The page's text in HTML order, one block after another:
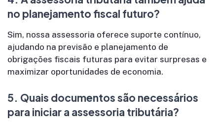
no planejamento fiscal futuro?
Sim, nossa assessoria oferece suporte contínuo,
ajudando na previsão e planejamento de
obrigações fiscais futuras para evitar surpresas e
maximizar oportunidades de economia.
5. Quais documentos são necessários
para iniciar a assessoria tributária?